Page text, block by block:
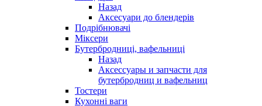
Назад
Аксесуари до блендерів
Подрібнювачі
Міксери
Бутербродниці, вафельниці
Назад
Аксессуары и запчасти для
бутербродниц и вафельниц
Тостери
Кухонні ваги